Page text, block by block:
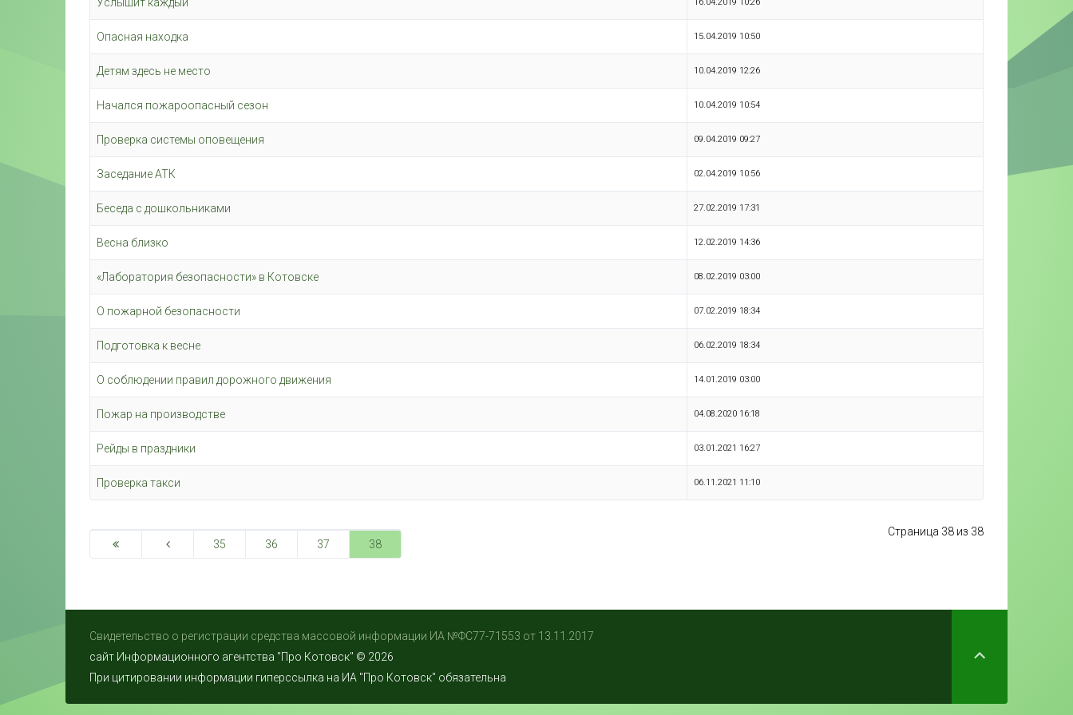
Услышит каждый 16.04.2019 10:26
Опасная находка 15.04.2019 10:50
Детям здесь не место 10.04.2019 12:26
Начался пожароопасный сезон 10.04.2019 10:54
Проверка системы оповещения 09.04.2019 09:27
Заседание АТК 02.04.2019 10:56
Беседа с дошкольниками 27.02.2019 17:31
Весна близко 12.02.2019 14:36
«Лаборатория безопасности» в Котовске 08.02.2019 03:00
О пожарной безопасности 07.02.2019 18:34
Подготовка к весне 06.02.2019 18:34
О соблюдении правил дорожного движения 14.01.2019 03:00
Пожар на производстве 04.08.2020 16:18
Рейды в праздники 03.01.2021 16:27
Проверка такси 06.11.2021 11:10
Страница 38 из 38
35
36 37 38
Свидетельство о регистрации средства массовой информации ИА №ФС77-71553 от 13.11.2017
сайт Информационного агентства "Про Котовск" © 2026
При цитировании информации гиперссылка на ИА "Про Котовск" обязательна